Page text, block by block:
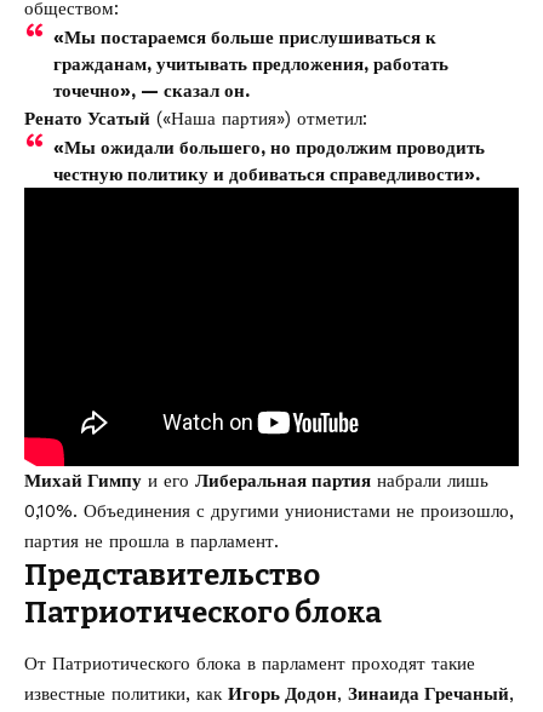
обществом:
«Мы постараемся больше прислушиваться к
гражданам, учитывать предложения, работать
точечно», — сказал он.
Ренато Усатый («Наша партия») отметил:
«Мы ожидали большего, но продолжим проводить
честную политику и добиваться справедливости».
Михай Гимпу и его Либеральная партия набрали лишь
0,10%. Объединения с другими унионистами не произошло,
партия не прошла в парламент.
Представительство
Патриотического блока
От Патриотического блока в парламент проходят такие
известные политики, как Игорь Додон, Зинаида Гречаный,